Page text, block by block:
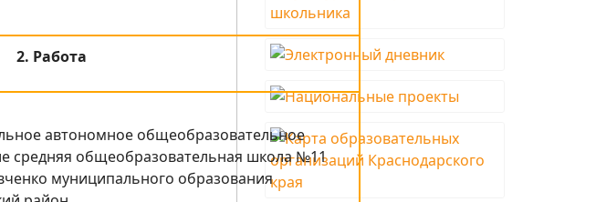
2. Работа
автономное общеобразовательное
средняя общеобразовательная школа №11
муниципального образования